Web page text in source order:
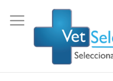
al
contenido